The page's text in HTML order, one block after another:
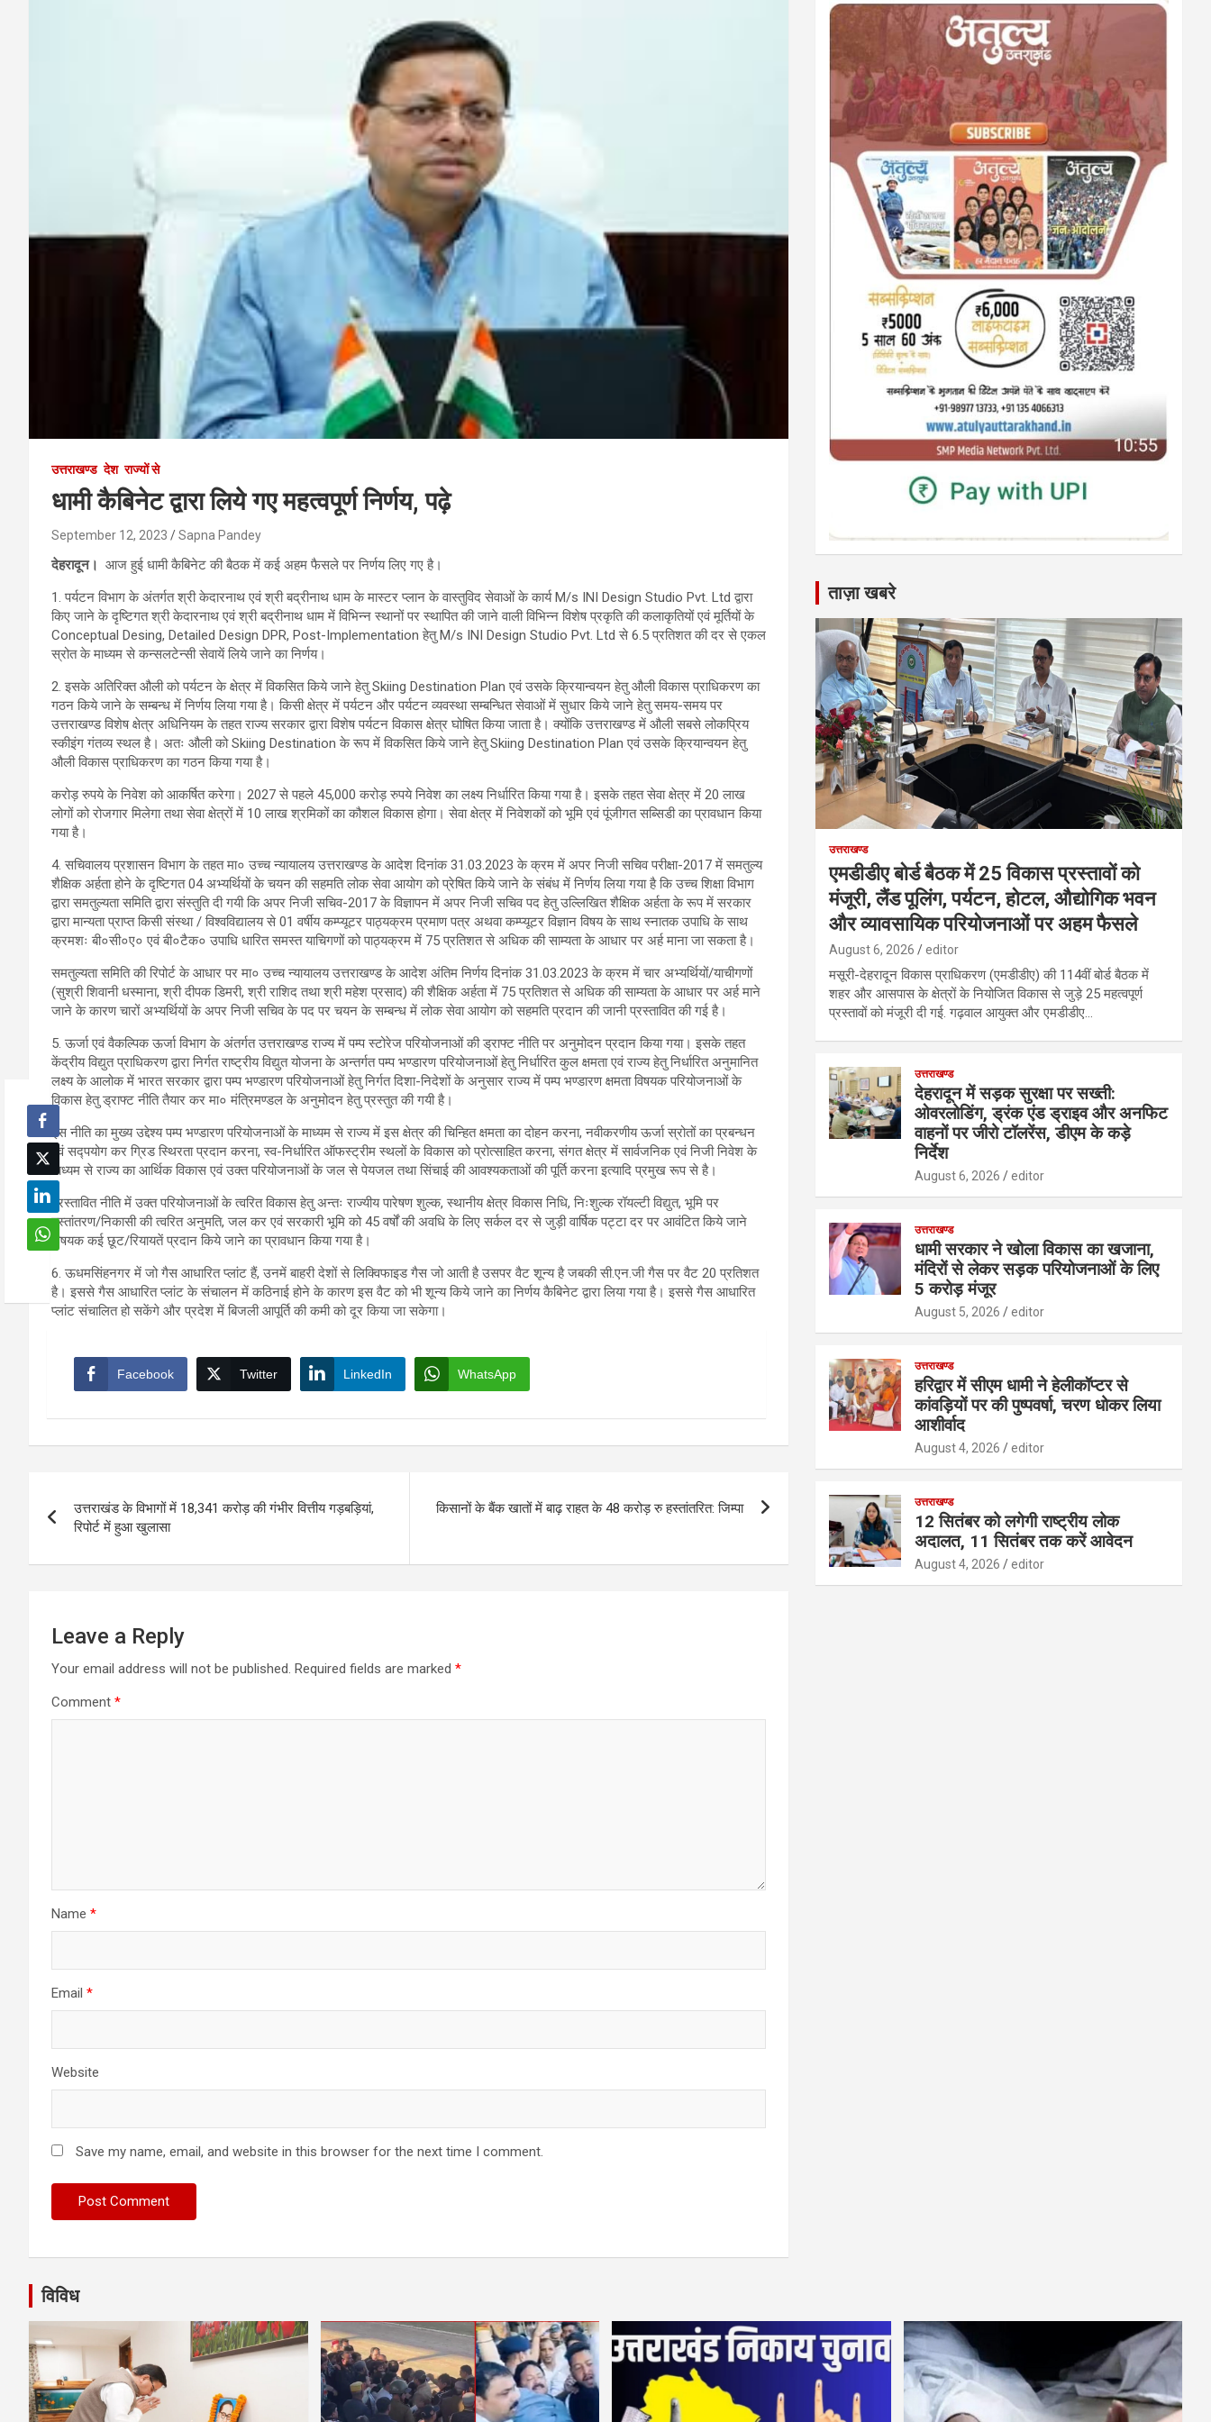
उत्तराखण्ड देश राज्यों से
धामी कैबिनेट द्वारा लिये गए महत्वपूर्ण निर्णय, पढ़े
September 12, 2023 Sapna Pandey
देहरादून। आज हुई धामी कैबिनेट की बैठक में कई अहम फैसले पर निर्णय लिए गए है।
1. पर्यटन विभाग के अंतर्गत श्री केदारनाथ एवं श्री बद्रीनाथ धाम के मास्टर प्लान के वास्तुविद सेवाओं के कार्य M/s INI Design Studio Pvt. Ltd द्वारा
किए जाने के दृष्टिगत श्री केदारनाथ एवं श्री बद्रीनाथ धाम में विभिन्न स्थानों पर स्थापित की जाने वाली विभिन्न विशेष प्रकृति की कलाकृतियों एवं मूर्तियों के
Conceptual Desing, Detailed Design DPR, Post-Implementation हेतु M/s INI Design Studio Pvt. Ltd से 6.5 प्रतिशत की दर से एकल
स्रोत के माध्यम से कन्सलटेन्सी सेवायें लिये जाने का निर्णय।
2. इसके अतिरिक्त औली को पर्यटन के क्षेत्र में विकसित किये जाने हेतु Skiing Destination Plan एवं उसके क्रियान्वयन हेतु औली विकास प्राधिकरण का
गठन किये जाने के सम्बन्ध में निर्णय लिया गया है। किसी क्षेत्र में पर्यटन और पर्यटन व्यवस्था सम्बन्धित सेवाओं में सुधार किये जाने हेतु समय-समय पर
उत्तराखण्ड विशेष क्षेत्र अधिनियम के तहत राज्य सरकार द्वारा विशेष पर्यटन विकास क्षेत्र घोषित किया जाता है। क्योंकि उत्तराखण्ड में औली सबसे लोकप्रिय
स्कीइंग गंतव्य स्थल है। अतः औली को Skiing Destination के रूप में विकसित किये जाने हेतु Skiing Destination Plan एवं उसके क्रियान्वयन हेतु
औली विकास प्राधिकरण का गठन किया गया है।
करोड़ रुपये के निवेश को आकर्षित करेगा। 2027 से पहले 45,000 करोड़ रुपये निवेश का लक्ष्य निर्धारित किया गया है। इसके तहत सेवा क्षेत्र में 20 लाख
लोगों को रोजगार मिलेगा तथा सेवा क्षेत्रों में 10 लाख श्रमिकों का कौशल विकास होगा। सेवा क्षेत्र में निवेशकों को भूमि एवं पूंजीगत सब्सिडी का प्रावधान किया
गया है।
4. सचिवालय प्रशासन विभाग के तहत मा० उच्च न्यायालय उत्तराखण्ड के आदेश दिनांक 31.03.2023 के क्रम में अपर निजी सचिव परीक्षा-2017 में समतुल्य
शैक्षिक अर्हता होने के दृष्टिगत 04 अभ्यर्थियों के चयन की सहमति लोक सेवा आयोग को प्रेषित किये जाने के संबंध में निर्णय लिया गया है कि उच्च शिक्षा विभाग
द्वारा समतुल्यता समिति द्वारा संस्तुति दी गयी कि अपर निजी सचिव-2017 के विज्ञापन में अपर निजी सचिव पद हेतु उल्लिखित शैक्षिक अर्हता के रूप में सरकार
द्वारा मान्यता प्राप्त किसी संस्था / विश्वविद्यालय से 01 वर्षीय कम्प्यूटर पाठ्यक्रम प्रमाण पत्र अथवा कम्प्यूटर विज्ञान विषय के साथ स्नातक उपाधि के साथ
क्रमशः बी०सी०ए० एवं बी०टैक० उपाधि धारित समस्त याचिगणों को पाठ्यक्रम में 75 प्रतिशत से अधिक की साम्यता के आधार पर अर्ह माना जा सकता है।
समतुल्यता समिति की रिपोर्ट के आधार पर मा० उच्च न्यायालय उत्तराखण्ड के आदेश अंतिम निर्णय दिनांक 31.03.2023 के क्रम में चार अभ्यर्थियों/याचीगणों
(सुश्री शिवानी धस्माना, श्री दीपक डिमरी, श्री राशिद तथा श्री महेश प्रसाद) की शैक्षिक अर्हता में 75 प्रतिशत से अधिक की साम्यता के आधार पर अर्ह माने
जाने के कारण चारों अभ्यर्थियों के अपर निजी सचिव के पद पर चयन के सम्बन्ध में लोक सेवा आयोग को सहमति प्रदान की जानी प्रस्तावित की गई है।
5. ऊर्जा एवं वैकल्पिक ऊर्जा विभाग के अंतर्गत उत्तराखण्ड राज्य में पम्प स्टोरेज परियोजनाओं की ड्राफ्ट नीति पर अनुमोदन प्रदान किया गया। इसके तहत
केंद्रीय विद्युत प्राधिकरण द्वारा निर्गत राष्ट्रीय विद्युत योजना के अन्तर्गत पम्प भण्डारण परियोजनाओं हेतु निर्धारित कुल क्षमता एवं राज्य हेतु निर्धारित अनुमानित
लक्ष्य के आलोक में भारत सरकार द्वारा पम्प भण्डारण परियोजनाओं हेतु निर्गत दिशा-निदेशों के अनुसार राज्य में पम्प भण्डारण क्षमता विषयक परियोजनाओं के
विकास हेतु ड्राफ्ट नीति तैयार कर मा० मंत्रिमण्डल के अनुमोदन हेतु प्रस्तुत की गयी है।
इस नीति का मुख्य उद्देश्य पम्प भण्डारण परियोजनाओं के माध्यम से राज्य में इस क्षेत्र की चिन्हित क्षमता का दोहन करना, नवीकरणीय ऊर्जा स्रोतों का प्रबन्धन
एवं सद्पयोग कर ग्रिड स्थिरता प्रदान करना, स्व-निर्धारित ऑफस्ट्रीम स्थलों के विकास को प्रोत्साहित करना, संगत क्षेत्र में सार्वजनिक एवं निजी निवेश के
माध्यम से राज्य का आर्थिक विकास एवं उक्त परियोजनाओं के जल से पेयजल तथा सिंचाई की आवश्यकताओं की पूर्ति करना इत्यादि प्रमुख रूप से है।
प्रस्तावित नीति में उक्त परियोजनाओं के त्वरित विकास हेतु अन्तः राज्यीय पारेषण शुल्क, स्थानीय क्षेत्र विकास निधि, निःशुल्क रॉयल्टी विद्युत, भूमि पर
हस्तांतरण/निकासी की त्वरित अनुमति, जल कर एवं सरकारी भूमि को 45 वर्षों की अवधि के लिए सर्कल दर से जुड़ी वार्षिक पट्टा दर पर आवंटित किये जाने
विषयक कई छूट/रियायतें प्रदान किये जाने का प्रावधान किया गया है।
6. ऊधमसिंहनगर में जो गैस आधारित प्लांट हैं, उनमें बाहरी देशों से लिक्विफाइड गैस जो आती है उसपर वैट शून्य है जबकी सी.एन.जी गैस पर वैट 20 प्रतिशत
है। इससे गैस आधारित प्लांट के संचालन में कठिनाई होने के कारण इस वैट को भी शून्य किये जाने का निर्णय कैबिनेट द्वारा लिया गया है। इससे गैस आधारित
प्लांट संचालित हो सकेंगे और प्रदेश में बिजली आपूर्ति की कमी को दूर किया जा सकेगा।
Facebook Twitter LinkedIn WhatsApp
navigation
उत्तराखंड के विभागों में 18,341 करोड़ की गंभीर वित्तीय गड़बड़ियां,
रिपोर्ट में हुआ खुलासा
किसानों के बैंक खातों में बाढ़ राहत के 48 करोड़ रु हस्तांतरित: जिम्पा
Leave a Reply
Your email address will not be published. Required fields are marked *
Comment *
Name *
Email *
Website
Save my name, email, and website in this browser for the next time I comment.
ताज़ा खबरे
उत्तराखण्ड
एमडीडीए बोर्ड बैठक में 25 विकास प्रस्तावों को
मंजूरी, लैंड पूलिंग, पर्यटन, होटल, औद्योगिक भवन
और व्यावसायिक परियोजनाओं पर अहम फैसले
August 6, 2026 editor
मसूरी-देहरादून विकास प्राधिकरण (एमडीडीए) की 114वीं बोर्ड बैठक में
शहर और आसपास के क्षेत्रों के नियोजित विकास से जुड़े 25 महत्वपूर्ण
प्रस्तावों को मंजूरी दी गई. गढ़वाल आयुक्त और एमडीडीए…
उत्तराखण्ड
देहरादून में सड़क सुरक्षा पर सख्ती:
ओवरलोडिंग, ड्रंक एंड ड्राइव और अनफिट
वाहनों पर जीरो टॉलरेंस, डीएम के कड़े
निर्देश
August 6, 2026 editor
उत्तराखण्ड
धामी सरकार ने खोला विकास का खजाना,
मंदिरों से लेकर सड़क परियोजनाओं के लिए
5 करोड़ मंजूर
August 5, 2026 editor
उत्तराखण्ड
हरिद्वार में सीएम धामी ने हेलीकॉप्टर से
कांवड़ियों पर की पुष्पवर्षा, चरण धोकर लिया
आशीर्वाद
August 4, 2026 editor
उत्तराखण्ड
12 सितंबर को लगेगी राष्ट्रीय लोक
अदालत, 11 सितंबर तक करें आवेदन
August 4, 2026 editor
विविध